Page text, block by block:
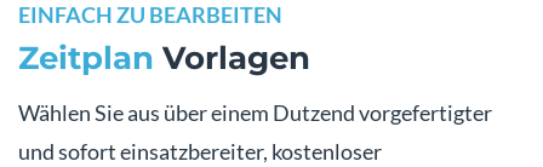
EINFACH ZU BEARBEITEN
Zeitplan Vorlagen
Wählen Sie aus über einem Dutzend vorgefertigter
und sofort einsatzbereiter, kostenloser